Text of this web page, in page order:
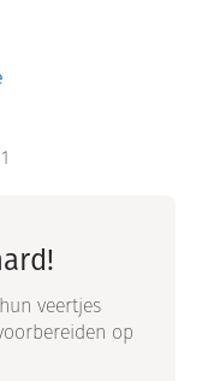
veertjes
op